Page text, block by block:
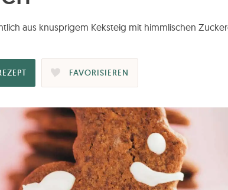
aus knusprigem Keksteig mit himmlischen
FAVORISIEREN